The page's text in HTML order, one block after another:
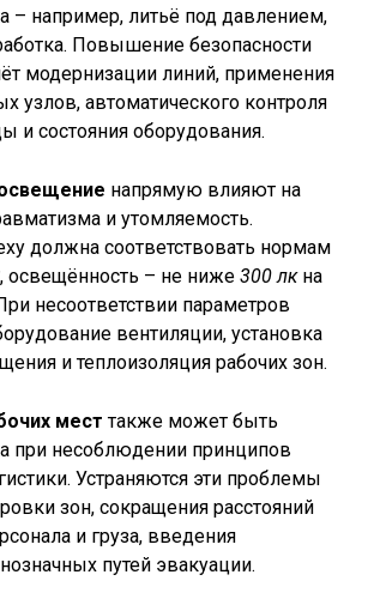
– например, литьё под давлением,
Повышение безопасности
модернизации линий, применения
узлов, автоматического контроля
и состояния оборудования.
напрямую влияют на
и утомляемость.
должна соответствовать нормам
, освещённость – не ниже300 лкна
несоответствии параметров
вентиляции, установка
и теплоизоляция рабочих зон.
мест также может быть
при несоблюдении принципов
Устраняются эти проблемы
зон, сокращения расстояний
и груза, введения
путей эвакуации.